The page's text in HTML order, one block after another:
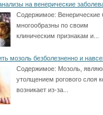
на венерические
Содержимое: Венерические
многообразны по своим
клиническим признакам и...
мозоль безболезненно и
Содержимое: Мозоль,
утолщением рогового слоя
возникает из-за...